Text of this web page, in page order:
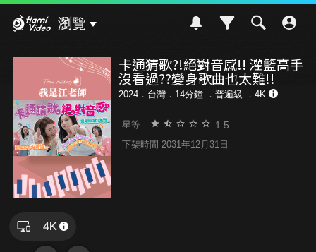
瀏覽
卡通猜歌?!絕對音感!! 灌籃高手
沒看過??變身歌曲也太難!!
2024．台灣．14分鐘 ． 普遍級 ．4K
星等 1.5
下架時間 2031年12月31日